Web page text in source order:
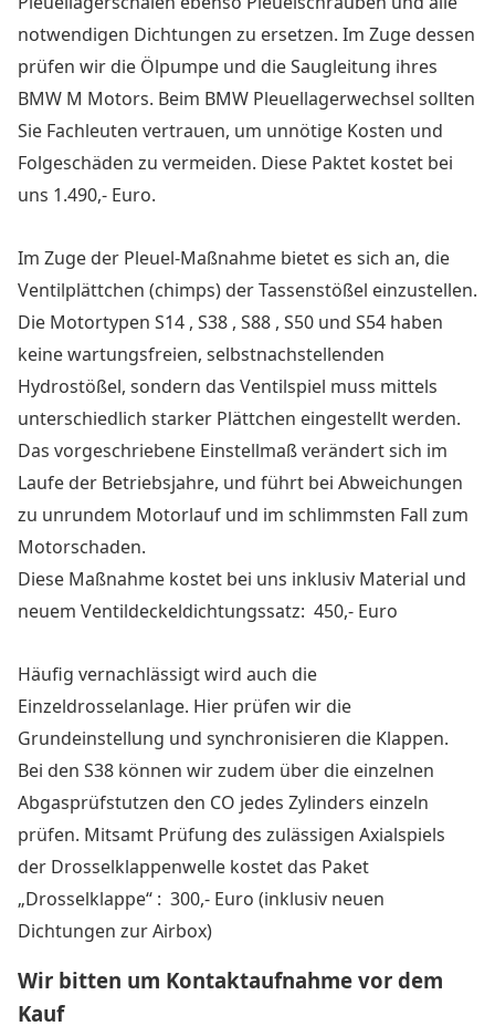
notwendigen Dichtungen zu ersetzen. Im Zuge dessen
prüfen wir die Ölpumpe und die Saugleitung ihres
BMW M Motors. Beim BMW Pleuellagerwechsel sollten
Sie Fachleuten vertrauen, um unnötige Kosten und
Folgeschäden zu vermeiden. Diese Paktet kostet bei
uns 1.490,- Euro.
Im Zuge der Pleuel-Maßnahme bietet es sich an, die
Ventilplättchen (chimps) der Tassenstößel einzustellen.
Die Motortypen S14 , S38 , S88 , S50 und S54 haben
keine wartungsfreien, selbstnachstellenden
Hydrostößel, sondern das Ventilspiel muss mittels
unterschiedlich starker Plättchen eingestellt werden.
Das vorgeschriebene Einstellmaß verändert sich im
Laufe der Betriebsjahre, und führt bei Abweichungen
zu unrundem Motorlauf und im schlimmsten Fall zum
Motorschaden.
Diese Maßnahme kostet bei uns inklusiv Material und
neuem Ventildeckeldichtungssatz: 450,- Euro
Häufig vernachlässigt wird auch die
Einzeldrosselanlage. Hier prüfen wir die
Grundeinstellung und synchronisieren die Klappen.
Bei den S38 können wir zudem über die einzelnen
Abgasprüfstutzen den CO jedes Zylinders einzeln
prüfen. Mitsamt Prüfung des zulässigen Axialspiels
der Drosselklappenwelle kostet das Paket
„Drosselklappe“ : 300,- Euro (inklusiv neuen
Dichtungen zur Airbox)
Wir bitten um Kontaktaufnahme vor dem
Kauf